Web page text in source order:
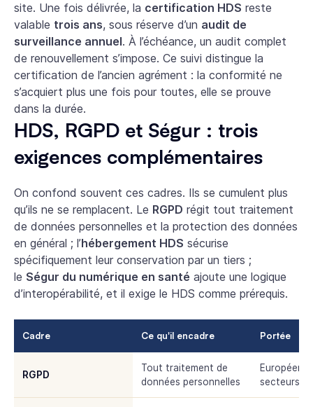
site. Une fois délivrée, la certification HDS reste
valable trois ans, sous réserve d’un audit de
surveillance annuel. À l’échéance, un audit complet
de renouvellement s’impose. Ce suivi distingue la
certification de l’ancien agrément : la conformité ne
s’acquiert plus une fois pour toutes, elle se prouve
dans la durée.
HDS, RGPD et Ségur : trois
exigences complémentaires
On confond souvent ces cadres. Ils se cumulent plus
qu’ils ne se remplacent. Le RGPD régit tout traitement
de données personnelles et la protection des données
en général ; l’hébergement HDS sécurise
spécifiquement leur conservation par un tiers ;
le Ségur du numérique en santé ajoute une logique
d’interopérabilité, et il exige le HDS comme prérequis.
Cadre Ce qu'il encadre Portée
RGPD
Tout traitement de
données personnelles
secteurs